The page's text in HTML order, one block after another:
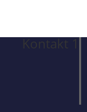
Kontakt 1